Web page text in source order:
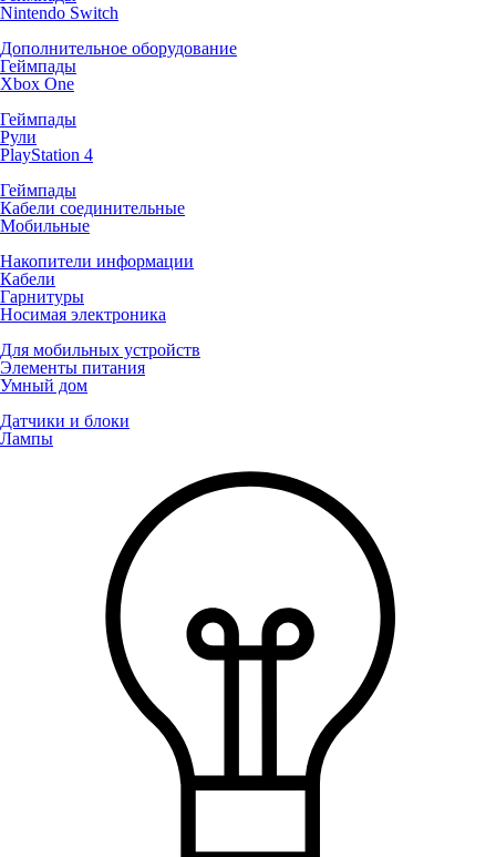
Nintendo Switch
Дополнительное оборудование
Геймпады
Xbox One
Геймпады
Рули
PlayStation 4
Геймпады
Кабели соединительные
Мобильные
Накопители информации
Кабели
Гарнитуры
Носимая электроника
Для мобильных устройств
Элементы питания
Умный дом
Датчики и блоки
Лампы